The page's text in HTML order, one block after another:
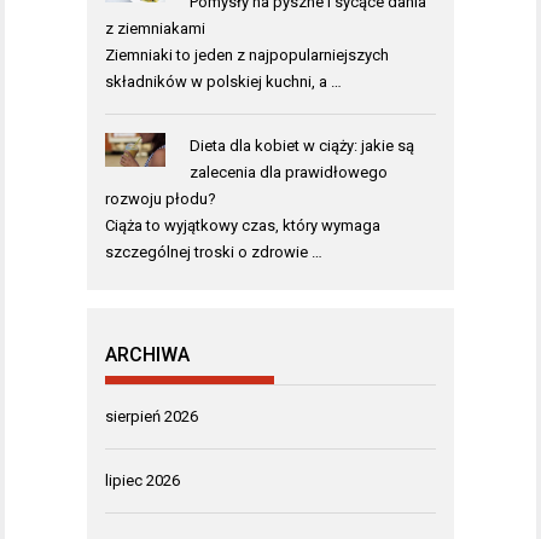
z ziemniakami
Ziemniaki to jeden z najpopularniejszych
składników w polskiej kuchni, a …
Dieta dla kobiet w ciąży: jakie są
zalecenia dla prawidłowego
rozwoju płodu?
Ciąża to wyjątkowy czas, który wymaga
szczególnej troski o zdrowie …
ARCHIWA
sierpień 2026
lipiec 2026